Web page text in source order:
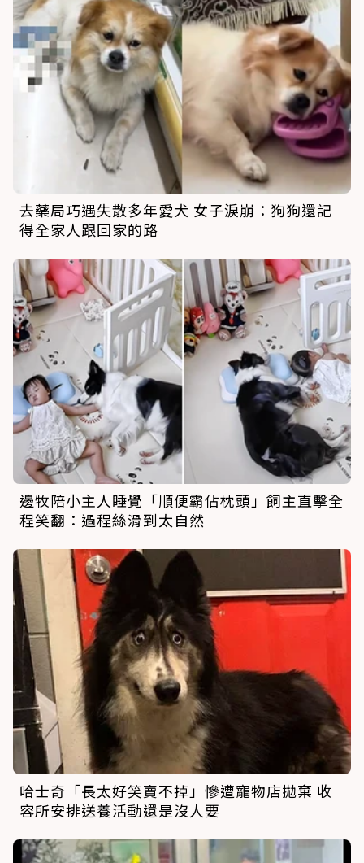
去藥局巧遇失散多年愛犬 女子淚崩：狗狗還記
得全家人跟回家的路
邊牧陪小主人睡覺「順便霸佔枕頭」飼主直擊全
程笑翻：過程絲滑到太自然
哈士奇「長太好笑賣不掉」慘遭寵物店拋棄 收
容所安排送養活動還是沒人要